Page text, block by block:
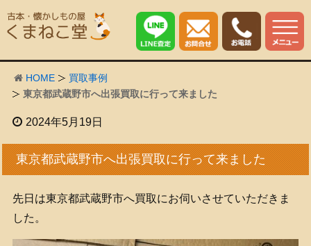
HOME
買取事例
東京都武蔵野市へ出張買取に行って来ました
2024年5月19日
東京都武蔵野市へ出張買取に行って来ました
先日は東京都武蔵野市へ買取にお伺いさせていただきま
した。